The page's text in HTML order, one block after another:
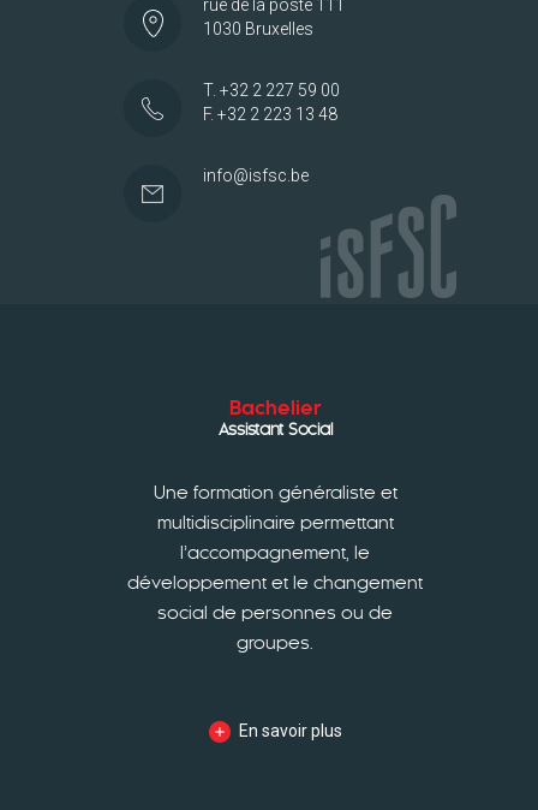
rue de la poste 111
1030 Bruxelles
T. +32 2 227 59 00
F. +32 2 223 13 48
info@isfsc.be
Bachelier
Assistant Social
Une formation généraliste et
multidisciplinaire permettant
l’accompagnement, le
développement et le changement
social de personnes ou de
groupes.
En savoir plus